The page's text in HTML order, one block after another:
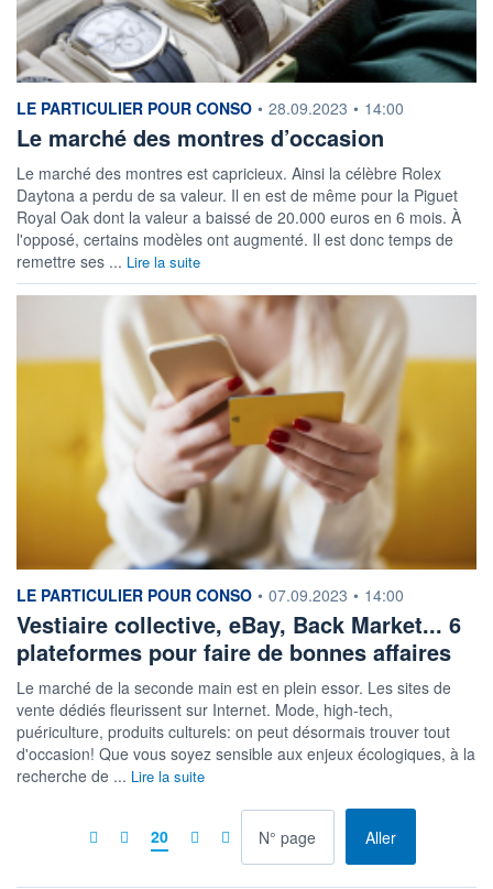
information fournie par
LE PARTICULIER POUR CONSO • 28.09.2023 • 14:00
Le marché des montres d’occasion
Le marché des montres est capricieux. Ainsi la célèbre Rolex
Daytona a perdu de sa valeur. Il en est de même pour la Piguet
Royal Oak dont la valeur a baissé de 20.000 euros en 6 mois. À
l'opposé, certains modèles ont augmenté. Il est donc temps de
remettre ses ... Lire la suite
information fournie par
LE PARTICULIER POUR CONSO • 07.09.2023 • 14:00
Vestiaire collective, eBay, Back Market... 6
plateformes pour faire de bonnes affaires
Le marché de la seconde main est en plein essor. Les sites de
vente dédiés fleurissent sur Internet. Mode, high-tech,
puériculture, produits culturels: on peut désormais trouver tout
d'occasion! Que vous soyez sensible aux enjeux écologiques, à la
recherche de ... Lire la suite
20 Allerà la page